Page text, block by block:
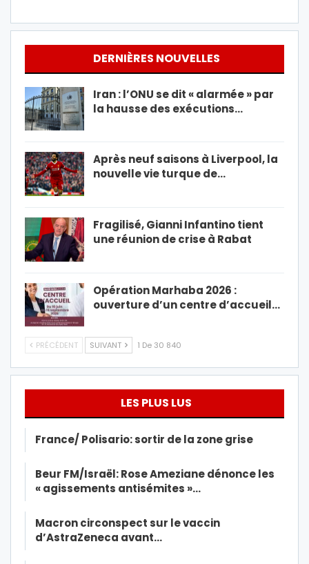
DERNIÈRES NOUVELLES
Iran : l’ONU se dit « alarmée » par
la hausse des exécutions…
Après neuf saisons à Liverpool, la
nouvelle vie turque de…
Fragilisé, Gianni Infantino tient
une réunion de crise à Rabat
Opération Marhaba 2026 :
ouverture d’un centre d’accueil…
PRÉCÉDENT SUIVANT 1 De 30 840
LES PLUS LUS
France/ Polisario: sortir de la zone grise
Beur FM/Israël: Rose Ameziane dénonce les
« agissements antisémites »…
Macron circonspect sur le vaccin
d’AstraZeneca avant…